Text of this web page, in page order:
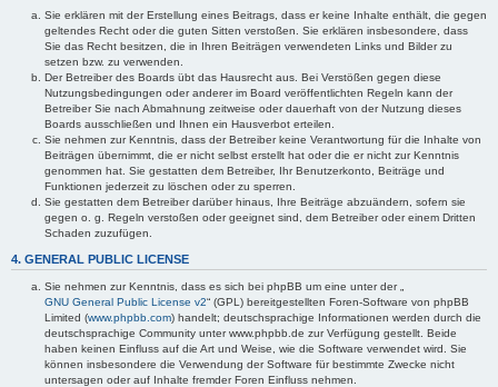
Sie erklären mit der Erstellung eines Beitrags, dass er keine Inhalte enthält, die gegen
geltendes Recht oder die guten Sitten verstoßen. Sie erklären insbesondere, dass
Sie das Recht besitzen, die in Ihren Beiträgen verwendeten Links und Bilder zu
setzen bzw. zu verwenden.
Der Betreiber des Boards übt das Hausrecht aus. Bei Verstößen gegen diese
Nutzungsbedingungen oder anderer im Board veröffentlichten Regeln kann der
Betreiber Sie nach Abmahnung zeitweise oder dauerhaft von der Nutzung dieses
Boards ausschließen und Ihnen ein Hausverbot erteilen.
Sie nehmen zur Kenntnis, dass der Betreiber keine Verantwortung für die Inhalte von
Beiträgen übernimmt, die er nicht selbst erstellt hat oder die er nicht zur Kenntnis
genommen hat. Sie gestatten dem Betreiber, Ihr Benutzerkonto, Beiträge und
Funktionen jederzeit zu löschen oder zu sperren.
Sie gestatten dem Betreiber darüber hinaus, Ihre Beiträge abzuändern, sofern sie
gegen o. g. Regeln verstoßen oder geeignet sind, dem Betreiber oder einem Dritten
Schaden zuzufügen.
4. GENERAL PUBLIC LICENSE
Sie nehmen zur Kenntnis, dass es sich bei phpBB um eine unter der „
GNU General Public License v2“ (GPL) bereitgestellten Foren-Software von phpBB
Limited (www.phpbb.com) handelt; deutschsprachige Informationen werden durch die
deutschsprachige Community unter www.phpbb.de zur Verfügung gestellt. Beide
haben keinen Einfluss auf die Art und Weise, wie die Software verwendet wird. Sie
können insbesondere die Verwendung der Software für bestimmte Zwecke nicht
untersagen oder auf Inhalte fremder Foren Einfluss nehmen.